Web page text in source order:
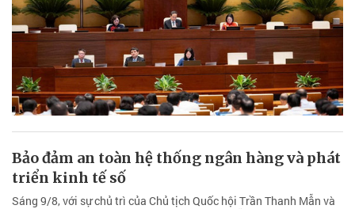
Bảo đảm an toàn hệ thống ngân hàng và phát
triển kinh tế số
Sáng 9/8, với sự chủ trì của Chủ tịch Quốc hội Trần Thanh Mẫn và